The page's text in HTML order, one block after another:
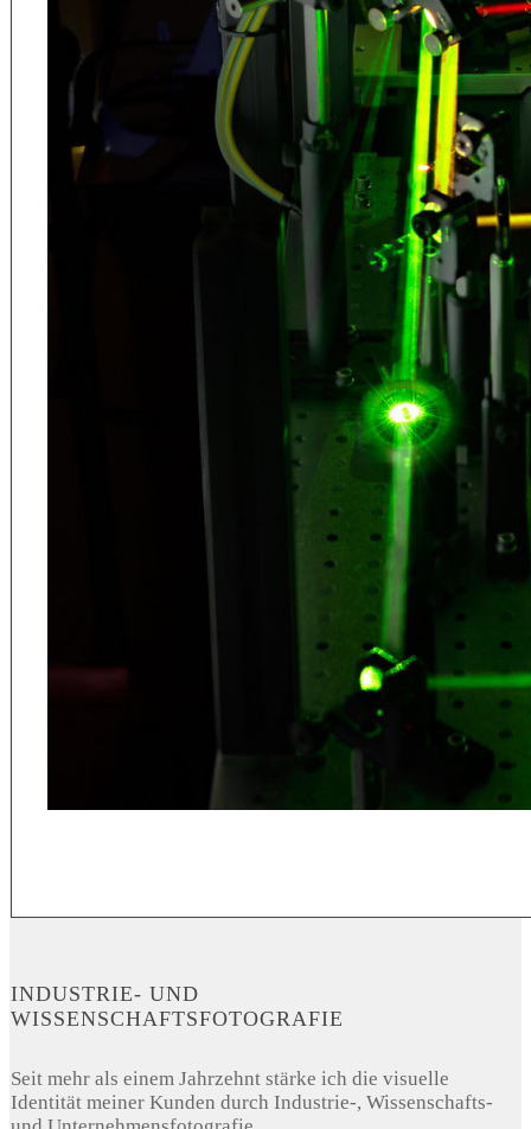
INDUSTRIE- UND
WISSENSCHAFTSFOTOGRAFIE
Seit mehr als einem Jahrzehnt stärke ich die visuelle
Identität meiner Kunden durch Industrie-, Wissenschafts-